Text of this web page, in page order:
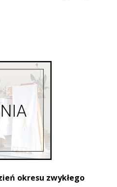
okresu zwykłego